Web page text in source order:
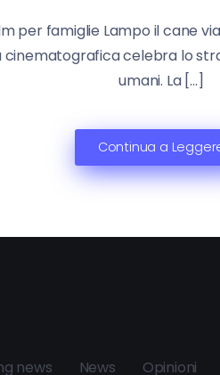
per famiglie Lampo il cane
celebra lo
umani. La […]
Continua a
news News Opinioni